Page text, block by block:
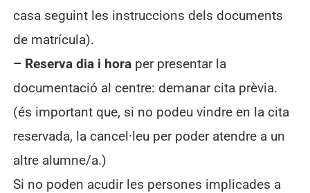
casa seguint les instruccions dels documents
de matrícula).
– Reserva dia i horaper presentar la
documentació al centre: demanar cita prèvia.
(és important que, si no podeu vindre en la cita
reservada, la cancel·leu per poder atendre a un
altre alumne/a.)
Si no poden acudir les persones implicades a